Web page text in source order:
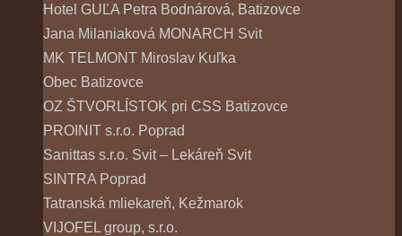
Hotel GUĽA Petra Bodnárová, Batizovce
Jana Milaniaková MONARCH Svit
MK TELMONT Miroslav Kuľka
Obec Batizovce
OZ ŠTVORLÍSTOK pri CSS Batizovce
PROINIT s.r.o. Poprad
Sanittas s.r.o. Svit – Lekáreň Svit
SINTRA Poprad
Tatranská mliekareň, Kežmarok
VIJOFEL group, s.r.o.